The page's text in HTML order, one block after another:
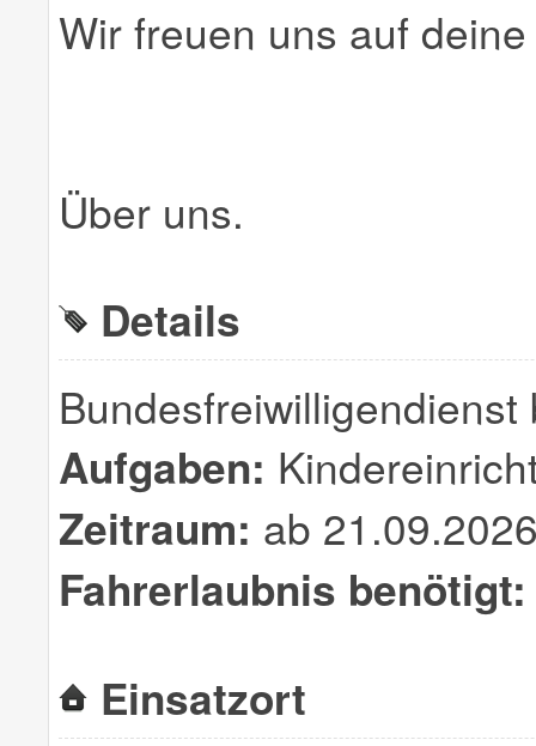
Wir freuen uns auf
Über uns.
Details
Aufgaben:
Zeitraum: ab
Fahrerlaubnis benötigt:
Einsatzort